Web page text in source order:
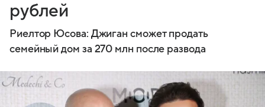
рублей
Риелтор Юсова: Джиган сможет продать
семейный дом за 270 млн после развода